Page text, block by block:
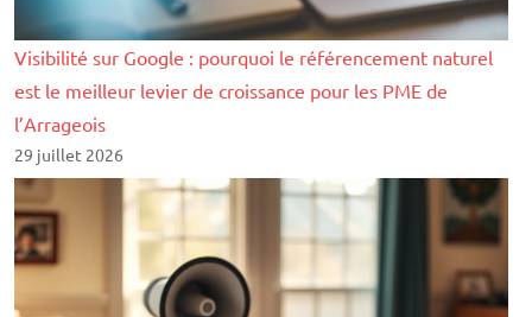
Visibilité sur Google : pourquoi le référencement naturel
est le meilleur levier de croissance pour les PME de
l’Arrageois
29 juillet 2026